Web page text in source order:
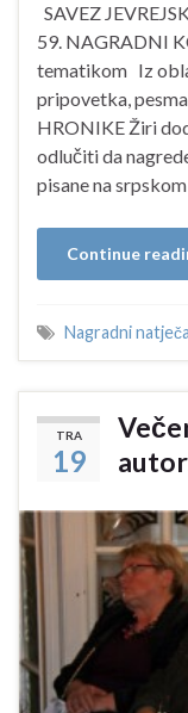
SAVEZ
59. NAGRADNI
tematikom Iz
pripovetka,
HRONIKE Žiri
odlučiti da
pisane na
Continue
Nagradni
TRA
19